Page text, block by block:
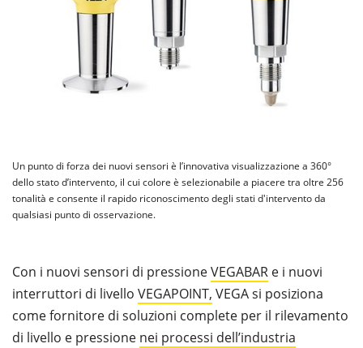
Un punto di forza dei nuovi sensori è l’innovativa visualizzazione a 360°
dello stato d’intervento, il cui colore è selezionabile a piacere tra oltre 256
tonalità e consente il rapido riconoscimento degli stati d'intervento da
qualsiasi punto di osservazione.
Con i nuovi sensori di pressioneVEGABAR e i nuovi
interruttori di livello VEGAPOINT, VEGA si posiziona
come fornitore di soluzioni complete per il rilevamento
di livello e pressione nei processi dell’industria